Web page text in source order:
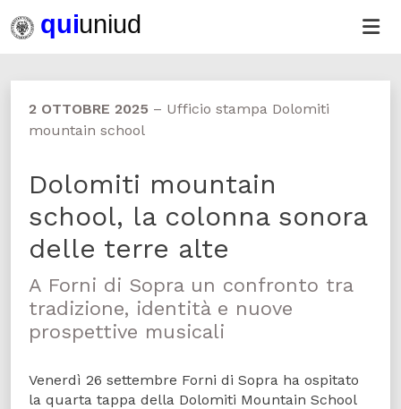
2 OTTOBRE 2025 – Ufficio stampa Dolomiti
mountain school
Dolomiti mountain
school, la colonna sonora
delle terre alte
A Forni di Sopra un confronto tra
tradizione, identità e nuove
prospettive musicali
Venerdì 26 settembre Forni di Sopra ha ospitato
la quarta tappa della Dolomiti Mountain School